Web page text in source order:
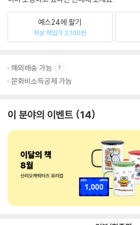
예스24에 팔기
최상 매입가 2,100원
해외배송 가능
문화비소득공제 가능
이 분야의 이벤트 14